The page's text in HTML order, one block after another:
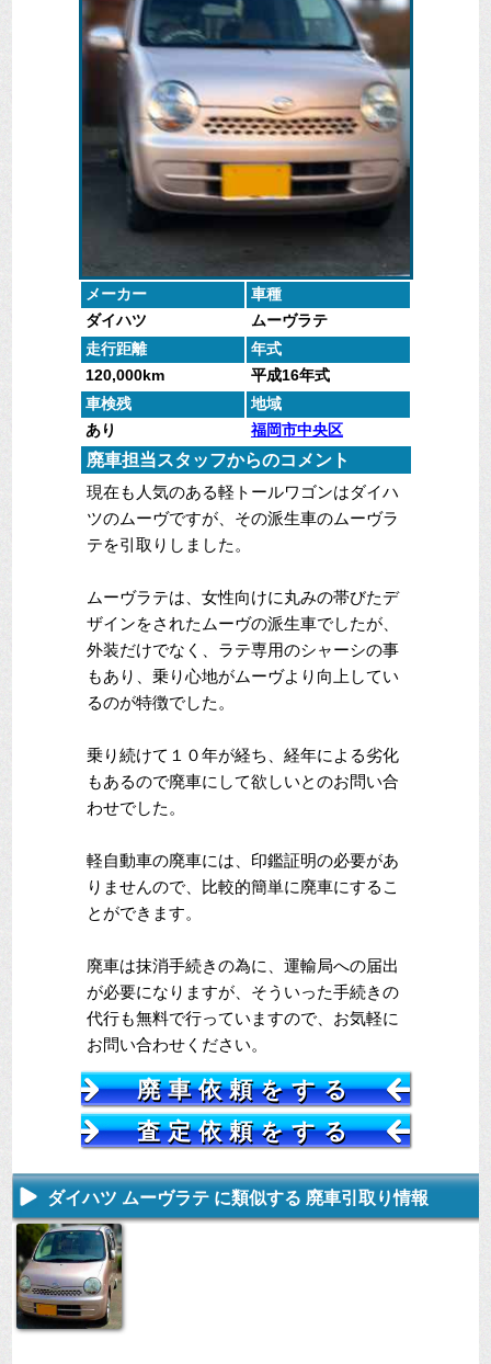
メーカー
車種
ダイハツ
ムーヴラテ
走行距離
年式
120,000km
平成16年式
車検残
地域
あり
福岡市中央区
廃車担当スタッフからのコメント
現在も人気のある軽トールワゴンはダイハ
ツのムーヴですが、その派生車のムーヴラ
テを引取りしました。
ムーヴラテは、女性向けに丸みの帯びたデ
ザインをされたムーヴの派生車でしたが、
外装だけでなく、ラテ専用のシャーシの事
もあり、乗り心地がムーヴより向上してい
るのが特徴でした。
乗り続けて１０年が経ち、経年による劣化
もあるので廃車にして欲しいとのお問い合
わせでした。
軽自動車の廃車には、印鑑証明の必要があ
りませんので、比較的簡単に廃車にするこ
とができます。
廃車は抹消手続きの為に、運輸局への届出
が必要になりますが、そういった手続きの
代行も無料で行っていますので、お気軽に
お問い合わせください。
廃車依頼をする
査定依頼をする
ダイハツ ムーヴラテ に類似する 廃車引取り情報